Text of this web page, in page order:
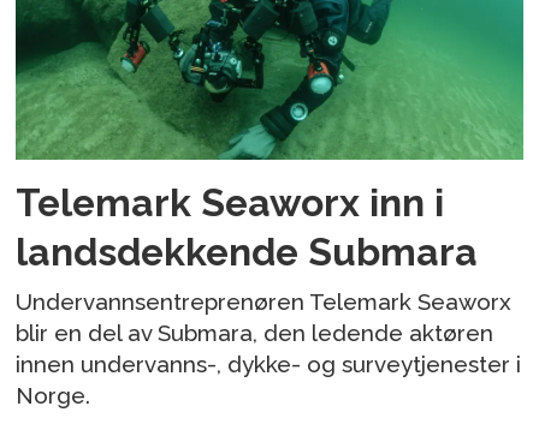
Telemark Seaworx inn i
landsdekkende Submara
Undervannsentreprenøren Telemark Seaworx
blir en del av Submara, den ledende aktøren
innen undervanns-, dykke- og surveytjenester i
Norge.